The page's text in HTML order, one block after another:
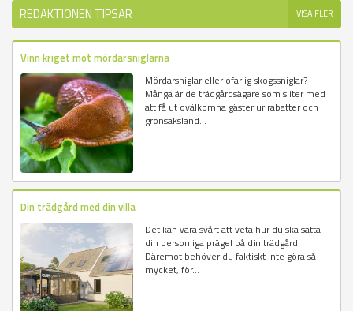
REDAKTIONEN TIPSAR VISA FLER
Vinn kriget mot mördarsniglarna
Mördarsniglar eller ofarlig skogssniglar?
Många är de trädgårdsägare som sliter med
att få ut ovälkomna gäster ur rabatter och
grönsaksland...
Din trädgård med din villa
Det kan vara svårt att veta hur du ska sätta
din personliga prägel på din trädgård.
Däremot behöver du faktiskt inte göra så
mycket, för...